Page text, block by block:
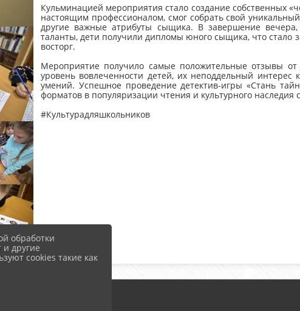
Кульминацией мероприятия стало создание собственных
настоящим профессионалом, смог собрать свой
другие важные атрибуты сыщика. В завершение
таланты, дети получили дипломы юного сыщика, что стало
восторг.
Мероприятие получило самые положительные отзывы
уровень вовлеченности детей, их неподдельный
умений. Успешное проведение детектив-игры «Стань
форматов в популяризации чтения и культурного
#Культурадляшкольников
обработки
другие
cookies такие как